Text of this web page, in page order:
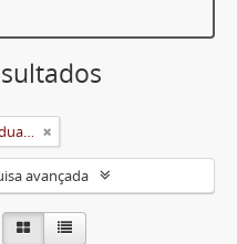
Pró-Reitoria de Pesquisa e Pós-Graduação
avançada